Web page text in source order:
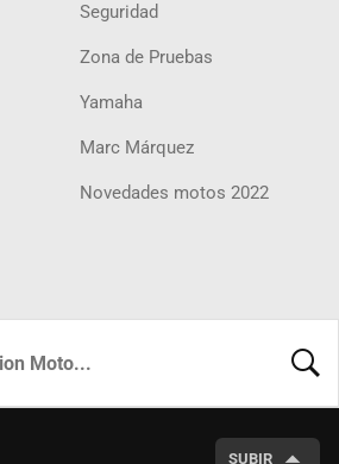
Seguridad
Zona de Pruebas
Yamaha
Marc Márquez
Novedades motos 2022
SUBIR